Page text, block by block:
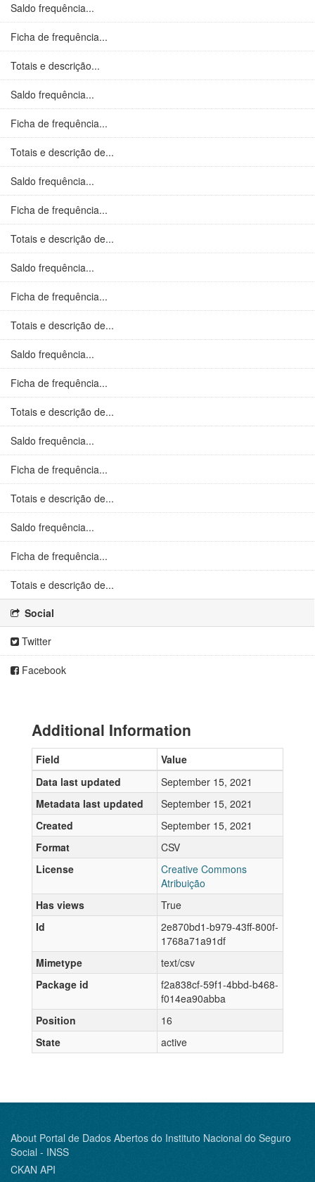
Saldo frequência...
Ficha de frequência...
Totais e descrição...
Saldo frequência...
Ficha de frequência...
Totais e descrição de...
Saldo frequência...
Ficha de frequência...
Totais e descrição de...
Saldo frequência...
Ficha de frequência...
Totais e descrição de...
Saldo frequência...
Ficha de frequência...
Totais e descrição de...
Saldo frequência...
Ficha de frequência...
Totais e descrição de...
Saldo frequência...
Ficha de frequência...
Totais e descrição de...
Social
Twitter
Facebook
Additional Information
Field
Value
Data last updated
September 15, 2021
Metadata last updated
September 15, 2021
Created
September 15, 2021
Format
CSV
License
Creative Commons
Atribuição
Has views
True
Id
2e870bd1-b979-43ff-800f-
1768a71a91df
Mimetype
text/csv
Package id
f2a838cf-59f1-4bbd-b468-
f014ea90abba
Position
16
State
active
About Portal de Dados Abertos do Instituto Nacional do Seguro
Social - INSS
CKAN API